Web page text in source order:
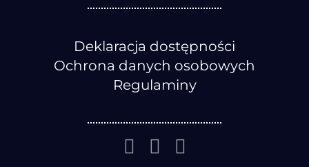
Deklaracja dostępności
Ochrona danych osobowych
Regulaminy